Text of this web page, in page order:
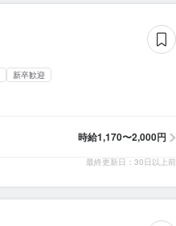
新卒歓迎
時給1,170〜2,000円
最終更新日：30日以上前